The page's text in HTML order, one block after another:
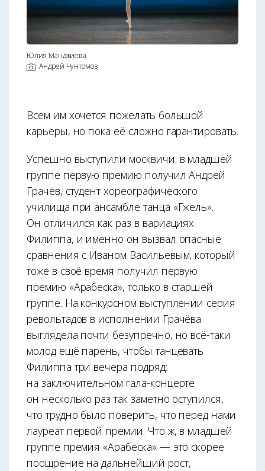
Юлия Манджиева
Андрей Чунтомов
Всем им хочется пожелать большой
карьеры, но пока её сложно гарантировать.
Успешно выступили москвичи: в младшей
группе первую премию получил Андрей
Грачёв, студент хореографического
училища при ансамбле танца «Гжель».
Он отличился как раз в вариациях
Филиппа, и именно он вызвал опасные
сравнения с Иваном Васильевым, который
тоже в своё время получил первую
премию «Арабеска», только в старшей
группе. На конкурсном выступлении серия
револьтадов в исполнении Грачёва
выглядела почти безупречно, но всё-таки
молод ещё парень, чтобы танцевать
Филиппа три вечера подряд:
на заключительном гала-концерте
он несколько раз так заметно оступился,
что трудно было поверить, что перед нами
лауреат первой премии. Что ж, в младшей
группе премия «Арабеска» — это скорее
поощрение на дальнейший рост,